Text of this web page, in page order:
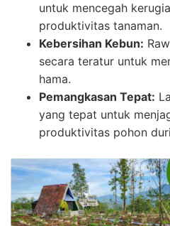
untuk mencegah
produktivitas tanaman.
Kebersihan Kebun:
secara teratur untuk
hama.
Pemangkasan Tepat:
yang tepat untuk
produktivitas pohon